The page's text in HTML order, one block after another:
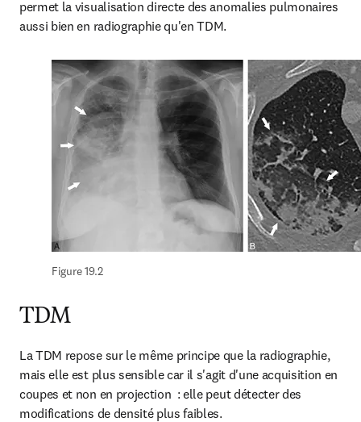
permet la visualisation directe des anomalies pulmonaires
aussi bien en radiographie qu'en TDM.
Figure 19.2
TDM
La TDM repose sur le même principe que la radiographie,
mais elle est plus sensible car il s'agit d'une acquisition en
coupes et non en projection  : elle peut détecter des
modifications de densité plus faibles.